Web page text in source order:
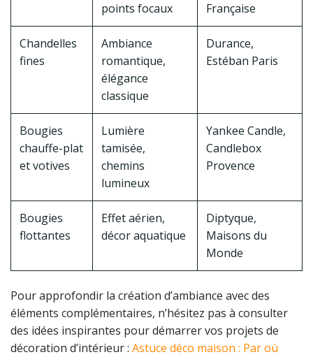
points focaux
Française
Chandelles
fines
Ambiance
romantique,
élégance
classique
Durance,
Estéban Paris
Bougies
chauffe-plat
et votives
Lumière
tamisée,
chemins
lumineux
Yankee Candle,
Candlebox
Provence
Bougies
flottantes
Effet aérien,
décor aquatique
Diptyque,
Maisons du
Monde
Pour approfondir la création d’ambiance avec des
éléments complémentaires, n’hésitez pas à consulter
des idées inspirantes pour démarrer vos projets de
décoration d’intérieur : Astuce déco maison : Par où